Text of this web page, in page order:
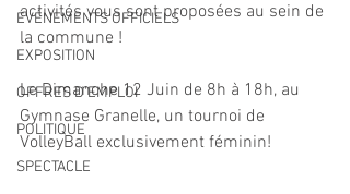
ÉVÉNEMENTS OFFICIELS
EXPOSITION
OFFRES D'EMPLOI
POLITIQUE
SPECTACLE
activités vous sont proposées au sein de
la commune !
Le Dimanche 12 Juin de 8h à 18h, au
Gymnase Granelle, un tournoi de
VolleyBall exclusivement féminin!